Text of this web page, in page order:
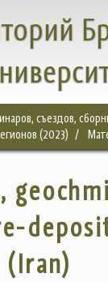
съездов,
(2023)
(Iran)